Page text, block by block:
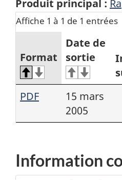
Produit principal :
Affiche 1 à 1 de 1 entrées
Format
Date de
sortie
PDF
15 mars
2005
Information